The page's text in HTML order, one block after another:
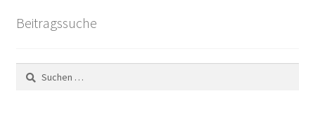
Beitragssuche
Suchen
nach: